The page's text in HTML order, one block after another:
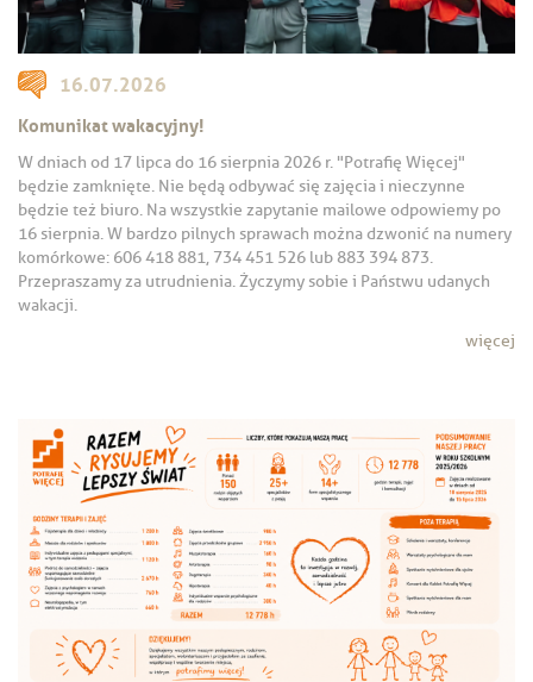
16.07.2026
Komunikat wakacyjny!
W dniach od 17 lipca do 16 sierpnia 2026 r. "Potrafię Więcej"
będzie zamknięte. Nie będą odbywać się zajęcia i nieczynne
będzie też biuro. Na wszystkie zapytanie mailowe odpowiemy po
16 sierpnia. W bardzo pilnych sprawach można dzwonić na numery
komórkowe: 606 418 881, 734 451 526 lub 883 394 873.
Przepraszamy za utrudnienia. Życzymy sobie i Państwu udanych
wakacji.
więcej